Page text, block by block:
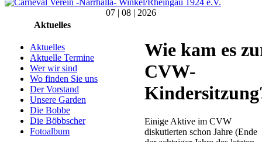
07 | 08 | 2026
Aktuelles
Aktuelles
Aktuelle Termine
Wer wir sind
Wo finden Sie uns
Der Vorstand
Unsere Garden
Die Bobbe
Die Böbbscher
Fotoalbum
Wie kam es
CVW-
Einige Aktive im CVW
diskutierten schon Jahre (Ende